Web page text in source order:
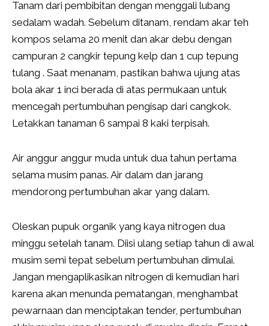
Tanam dari pembibitan dengan menggali lubang
sedalam wadah. Sebelum ditanam, rendam akar teh
kompos selama 20 menit dan akar debu dengan
campuran 2 cangkir tepung kelp dan 1 cup tepung
tulang . Saat menanam, pastikan bahwa ujung atas
bola akar 1 inci berada di atas permukaan untuk
mencegah pertumbuhan pengisap dari cangkok.
Letakkan tanaman 6 sampai 8 kaki terpisah.
Air anggur anggur muda untuk dua tahun pertama
selama musim panas. Air dalam dan jarang
mendorong pertumbuhan akar yang dalam.
Oleskan pupuk organik yang kaya nitrogen dua
minggu setelah tanam. Diisi ulang setiap tahun di awal
musim semi tepat sebelum pertumbuhan dimulai.
Jangan mengaplikasikan nitrogen di kemudian hari
karena akan menunda pematangan, menghambat
pewarnaan dan menciptakan tender, pertumbuhan